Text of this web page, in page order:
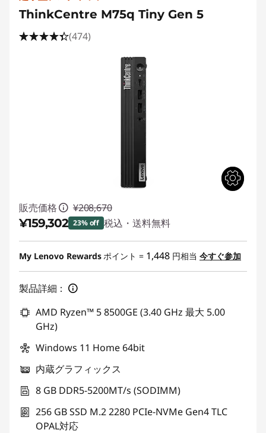
ThinkCentre M75q Tiny Gen 5
(474)
販売価格 ¥208,670
¥159,302 23% off 税込・送料無料
特別割引 :-¥49,368
My Lenovo Rewardsポイント = 1,448 円相当 今すぐ参加
製品詳細：
AMD Ryzen™ 5 8500GE (3.40 GHz 最大 5.00
GHz)
Windows 11 Home 64bit
内蔵グラフィックス
8 GB DDR5-5200MT/s (SODIMM)
256 GB SSD M.2 2280 PCIe-NVMe Gen4 TLC
OPAL対応